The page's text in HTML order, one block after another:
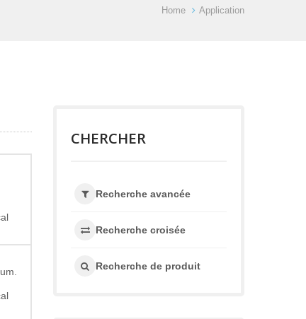
Home Application
CHERCHER
Recherche avancée
Recherche croisée
Recherche de produit